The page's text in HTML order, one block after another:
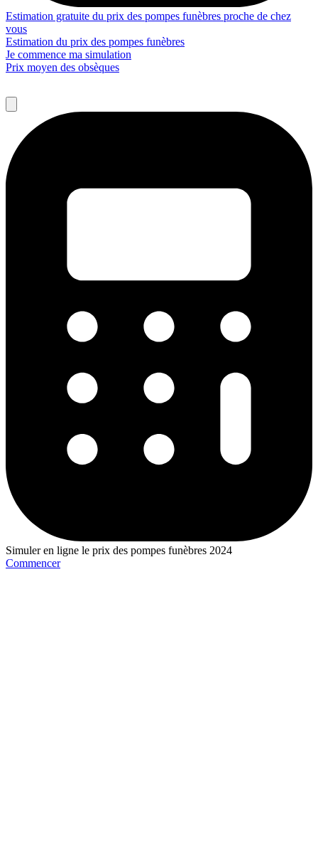
Estimation gratuite du prix des pompes funèbres proche de chez
vous
Estimation du prix des pompes funèbres
Je commence ma simulation
Prix moyen des obsèques
Simuler en ligne le prix des pompes funèbres 2024
Commencer